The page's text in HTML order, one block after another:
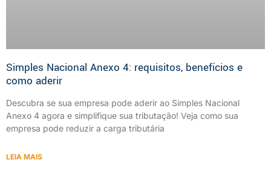
Simples Nacional Anexo 4: requisitos, benefícios e
como aderir
Descubra se sua empresa pode aderir ao Simples Nacional
Anexo 4 agora e simplifique sua tributação! Veja como sua
empresa pode reduzir a carga tributária
LEIA MAIS